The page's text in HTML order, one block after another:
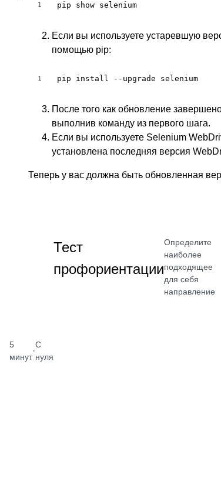
1 pip show selenium
Если вы используете устаревшую
помощью pip:
1 pip install --upgrade selenium
После того как обновление
выполнив команду из первого шага.
Если вы используете Selenium
установлена последняя версия
Теперь у вас должна быть обновленная
5
минут
·
С
нуля
Тест
профориентации
Определите
наиболее
подходящее
для себя
направление